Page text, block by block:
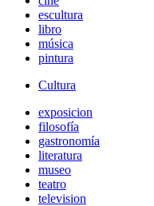
escultura
libro
música
pintura
Cultura
exposicion
filosofía
gastronomía
literatura
museo
teatro
television